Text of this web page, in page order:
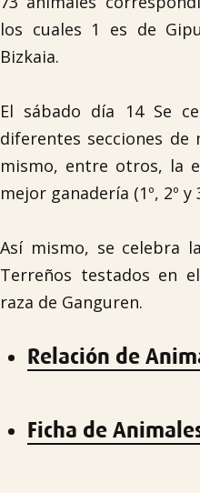
los cuales 1 es de
Bizkaia.
El sábado día 14 Se
diferentes secciones de
mismo, entre otros, la
mejor ganadería (1º, 2º y
Así mismo, se celebra
Terreños testados en
raza de Ganguren.
Relación de
Ficha de